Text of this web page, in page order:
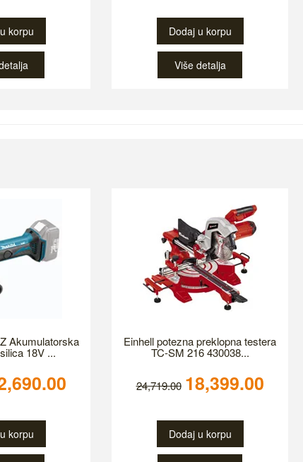
korpu Dodaj u korpu
Više detalja
Akumulatorska
18V ...
korpu
Einhell potezna preklopna testera
TC-SM 216 430038...
24,719.00 18,399.00
Dodaj u korpu